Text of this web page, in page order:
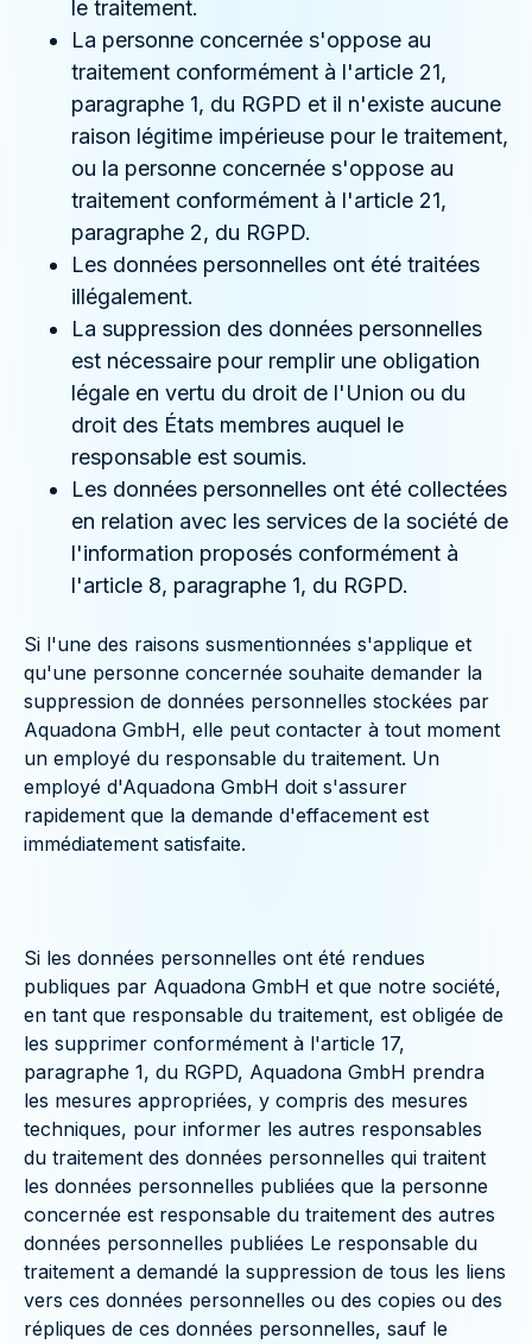
le traitement.
La personne concernée s'oppose au
traitement conformément à l'article 21,
paragraphe 1, du RGPD et il n'existe aucune
raison légitime impérieuse pour le traitement,
ou la personne concernée s'oppose au
traitement conformément à l'article 21,
paragraphe 2, du RGPD.
Les données personnelles ont été traitées
illégalement.
La suppression des données personnelles
est nécessaire pour remplir une obligation
légale en vertu du droit de l'Union ou du
droit des États membres auquel le
responsable est soumis.
Les données personnelles ont été collectées
en relation avec les services de la société de
l'information proposés conformément à
l'article 8, paragraphe 1, du RGPD.
Si l'une des raisons susmentionnées s'applique et
qu'une personne concernée souhaite demander la
suppression de données personnelles stockées par
Aquadona GmbH, elle peut contacter à tout moment
un employé du responsable du traitement. Un
employé d'Aquadona GmbH doit s'assurer
rapidement que la demande d'effacement est
immédiatement satisfaite.
Si les données personnelles ont été rendues
publiques par Aquadona GmbH et que notre société,
en tant que responsable du traitement, est obligée de
les supprimer conformément à l'article 17,
paragraphe 1, du RGPD, Aquadona GmbH prendra
les mesures appropriées, y compris des mesures
techniques, pour informer les autres responsables
du traitement des données personnelles qui traitent
les données personnelles publiées que la personne
concernée est responsable du traitement des autres
données personnelles publiées Le responsable du
traitement a demandé la suppression de tous les liens
vers ces données personnelles ou des copies ou des
répliques de ces données personnelles, sauf le